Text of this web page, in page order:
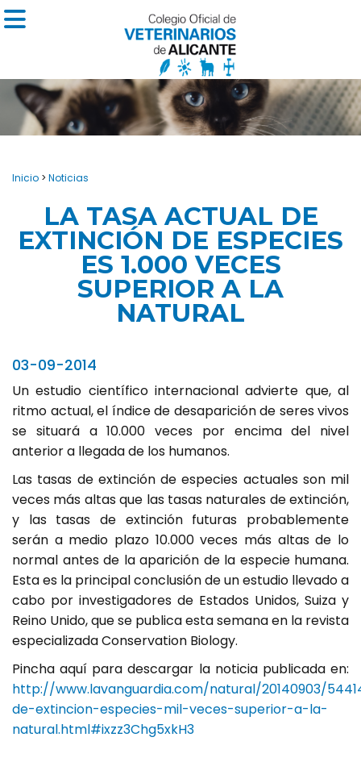
Inicio > Noticias
LA TASA ACTUAL DE
EXTINCIÓN DE ESPECIES
ES 1.000 VECES
SUPERIOR A LA
NATURAL
03-09-2014
Un estudio científico internacional advierte que, al
ritmo actual, el índice de desaparición de seres vivos
se situará a 10.000 veces por encima del nivel
anterior a llegada de los humanos.
Las tasas de extinción de especies actuales son mil
veces más altas que las tasas naturales de extinción,
y las tasas de extinción futuras probablemente
serán a medio plazo 10.000 veces más altas de lo
normal antes de la aparición de la especie humana.
Esta es la principal conclusión de un estudio llevado a
cabo por investigadores de Estados Unidos, Suiza y
Reino Unido, que se publica esta semana en la revista
especializada Conservation Biology.
Pincha aquí para descargar la noticia publicada en:
http://www.lavanguardia.com/natural/20140903/
de-extincion-especies-mil-veces-superior-a-la-
natural.html#ixzz3Chg5xkH3